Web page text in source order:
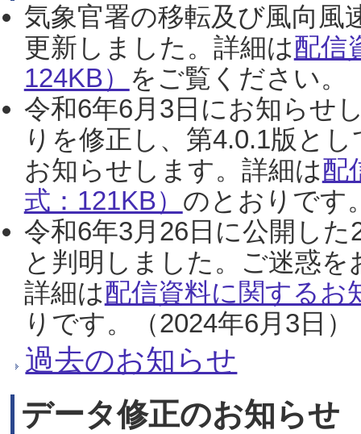
気象官署の移転及び風向風
更新しました。詳細は配信
124KB） をご覧ください。
令和6年6月3日にお知らせ
りを修正し、第4.0.1版と
お知らせします。詳細は配
式：121KB） のとおりです
令和6年3月26日に公開し
と判明しました。ご迷惑
詳細は配信資料に関するお
りです。（2024年6月3日）
過去のお知らせ
データ修正のお知らせ